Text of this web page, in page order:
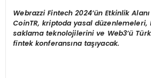
Webrazzi Fintech 2024’ün Etkinlik Alanı
CoinTR, kriptoda yasal düzenlemeleri,
saklama teknolojilerini ve Web3’ü Tü
fintek konferansına taşıyacak.